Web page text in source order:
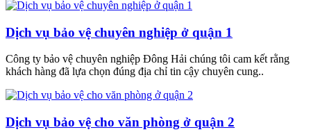
Dịch vụ bảo vệ chuyên nghiệp ở quận 1
Công ty bảo vệ chuyên nghiệp Đông Hải chúng tôi cam kết rằng
khách hàng đã lựa chọn đúng địa chỉ tin cậy chuyên cung..
Dịch vụ bảo vệ cho văn phòng ở quận 2